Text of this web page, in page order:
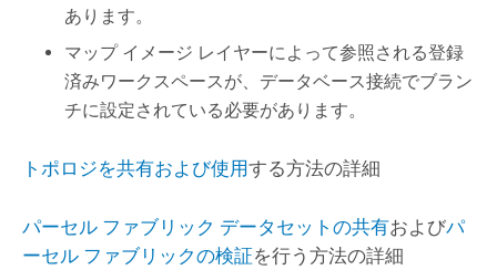
あります。
マップ イメージ レイヤーによって参照される登録
済みワークスペースが、データベース接続でブラン
チに設定されている必要があります。
トポロジを共有および使用する方法の詳細
パーセル ファブリック データセットの共有およびパ
ーセル ファブリックの検証を行う方法の詳細